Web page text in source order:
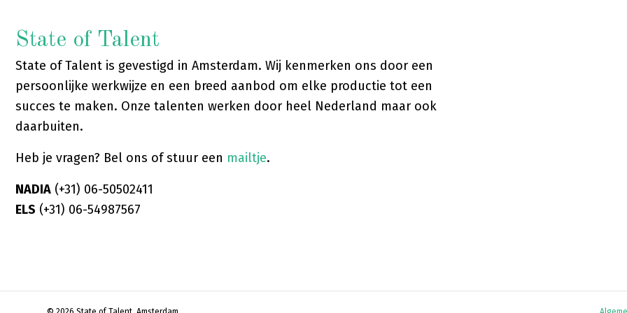
State of Talent
State of Talent is gevestigd in Amsterdam. Wij kenmerken ons door een
persoonlijke werkwijze en een breed aanbod om elke productie tot een
succes te maken. Onze talenten werken door heel Nederland maar ook
daarbuiten.
Heb je vragen? Bel ons of stuur een mailtje.
NADIA (+31) 06-50502411
ELS (+31) 06-54987567